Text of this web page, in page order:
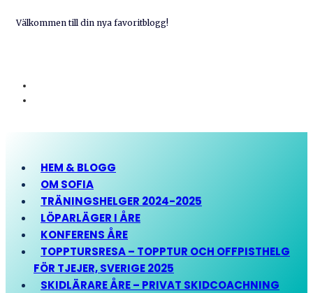
Välkommen till din nya favoritblogg!
HEM & BLOGG
OM SOFIA
TRÄNINGSHELGER 2024-2025
LÖPARLÄGER I ÅRE
KONFERENS ÅRE
TOPPTURSRESA – TOPPTUR OCH OFFPISTHELG
FÖR TJEJER, SVERIGE 2025
SKIDLÄRARE ÅRE – PRIVAT SKIDCOACHNING